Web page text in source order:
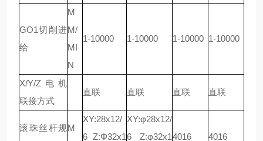
GO1切削进
给
M
M/
MI
N
1-10000 1-10000 1-10000 1-10000
X/Y/Z电机
联接方式
直联 直联 直联 直联
滚珠丝杆规M
XY:28x12/
6 Z:Φ32x1
XY:φ28x12/
6 Z:φ32x14016 4016